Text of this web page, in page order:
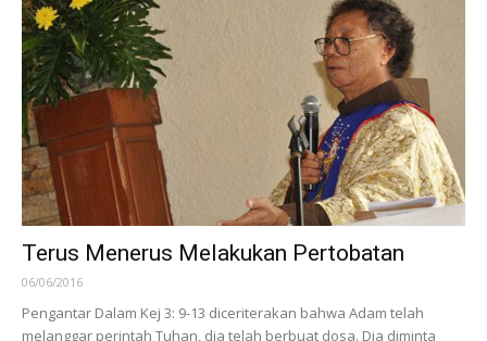
Terus Menerus Melakukan Pertobatan
06/06/2016
Pengantar Dalam Kej 3: 9-13 diceriterakan bahwa Adam telah
melanggar perintah Tuhan, dia telah berbuat dosa. Dia diminta